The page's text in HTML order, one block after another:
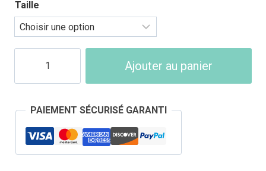
189,90 €
Taille
Tableau
de
Mort
Bleu
Ajouter au panier
PAIEMENT SÉCURISÉ GARANTI